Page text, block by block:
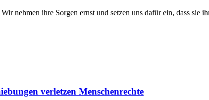
nehmen ihre Sorgen ernst und setzen uns dafür ein, dass
verletzen Menschenrechte